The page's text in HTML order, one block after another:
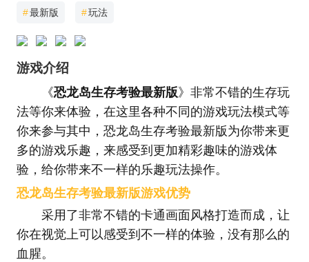
#最新版 #玩法
游戏介绍
《恐龙岛生存考验最新版》非常不错的生存玩
法等你来体验，在这里各种不同的游戏玩法模式等
你来参与其中，恐龙岛生存考验最新版为你带来更
多的游戏乐趣，来感受到更加精彩趣味的游戏体
验，给你带来不一样的乐趣玩法操作。
恐龙岛生存考验最新版游戏优势
采用了非常不错的卡通画面风格打造而成，让
你在视觉上可以感受到不一样的体验，没有那么的
血腥。